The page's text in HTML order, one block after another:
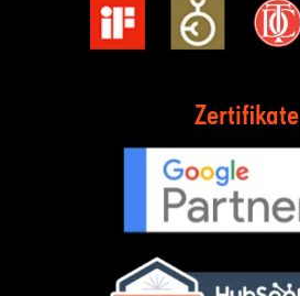
Zertifikate